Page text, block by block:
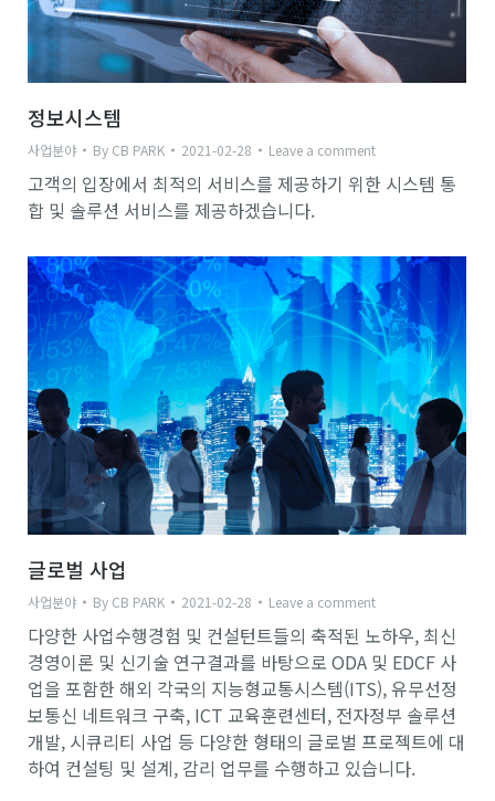
정보시스템
사업분야 By CB PARK 2021-02-28 Leave a comment
고객의 입장에서 최적의 서비스를 제공하기 위한 시스템 통
합 및 솔루션 서비스를 제공하겠습니다.
글로벌 사업
사업분야 By CB PARK 2021-02-28 Leave a comment
다양한 사업수행경험 및 컨설턴트들의 축적된 노하우, 최신
경영이론 및 신기술 연구결과를 바탕으로 ODA 및 EDCF 사
업을 포함한 해외 각국의 지능형교통시스템(ITS), 유무선정
보통신 네트워크 구축, ICT 교육훈련센터, 전자정부 솔루션
개발, 시큐리티 사업 등 다양한 형태의 글로벌 프로젝트에 대
하여 컨설팅 및 설계, 감리 업무를 수행하고 있습니다.